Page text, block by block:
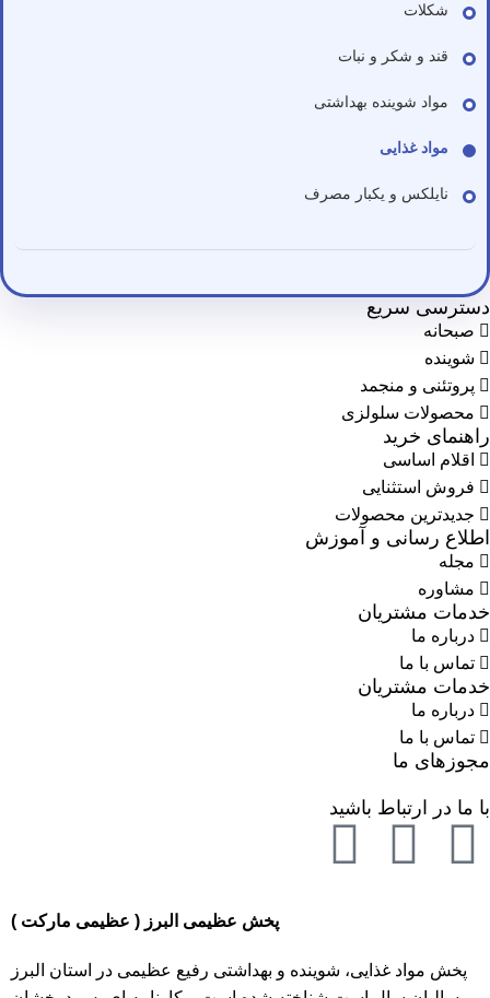
شکلات
قند و شکر و نبات
مواد شوینده بهداشتی
مواد غذایی
نایلکس و یکبار مصرف
دسترسی سریع
صبحانه
شوینده
پروتئنی و منجمد
محصولات سلولزی
راهنمای خرید
اقلام اساسی
فروش استثنایی
جدیدترین محصولات
اطلاع رسانی و آموزش
مجله
مشاوره
خدمات مشتریان
درباره ما
تماس با ما
خدمات مشتریان
درباره ما
تماس با ما
مجوزهای ما
با ما در ارتباط باشید
پخش عظیمی البرز ( عظیمی مارکت )
پخش مواد غذایی، شوینده و بهداشتی رفیع عظیمی در استان البرز